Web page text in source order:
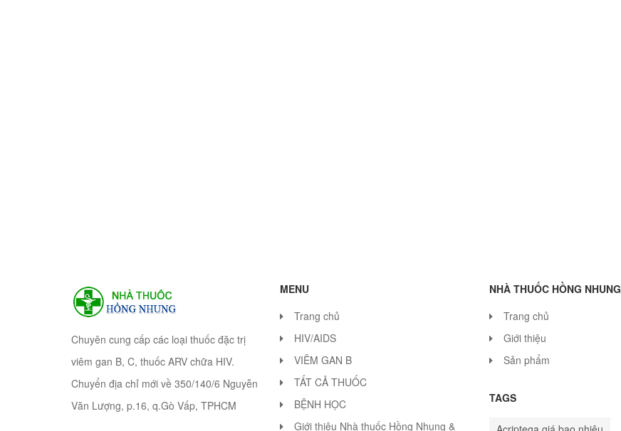
Chuyên cung cấp các loại thuốc đặc trị
viêm gan B, C, thuốc ARV chữa HIV.
Chuyển địa chỉ mới về 350/140/6 Nguyễn
Văn Lượng, p.16, q.Gò Vấp, TPHCM
MENU
Trang chủ
HIV/AIDS
VIÊM GAN B
TẤT CẢ THUỐC
BỆNH HỌC
Giới thiệu Nhà thuốc Hồng Nhung &
NHÀ THUỐC HỒNG NHUNG
Trang chủ
Giới thiệu
Sản phẩm
TAGS